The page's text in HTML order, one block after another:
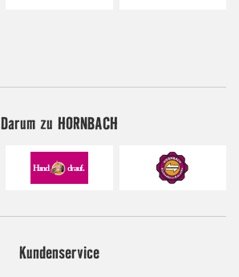
Darum zu HORNBACH
Kundenservice